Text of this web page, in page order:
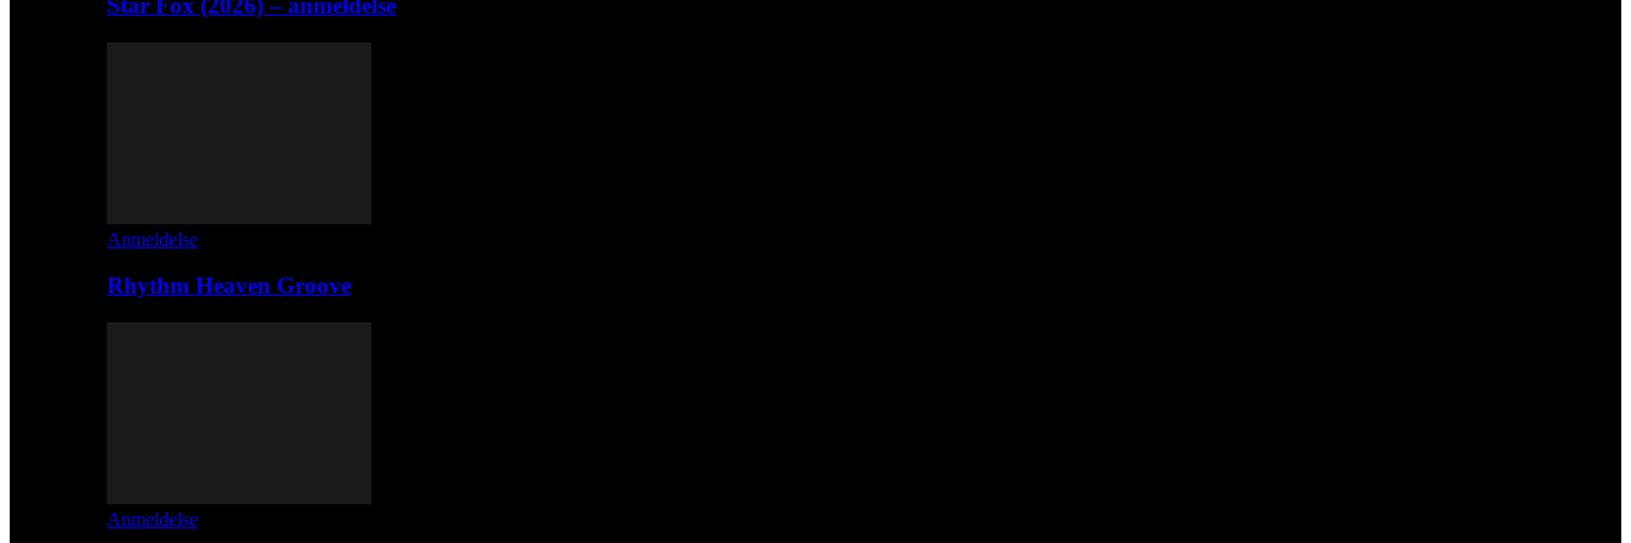
Star Fox (2026) – anmeldelse
Anmeldelse
Rhythm Heaven Groove
Anmeldelse